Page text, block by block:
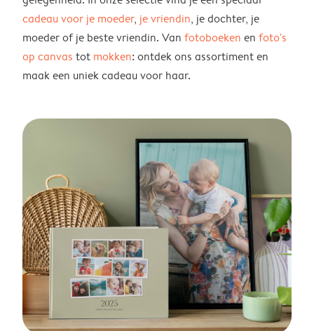
cadeau voor je moeder, je vriendin, je dochter, je
moeder of je beste vriendin. Van fotoboeken en foto's
op canvas tot mokken: ontdek ons assortiment en
maak een uniek cadeau voor haar.